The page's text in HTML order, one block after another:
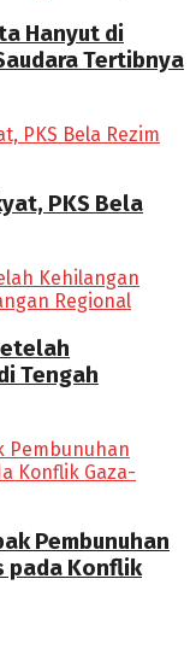
Hanyut di
Tertibnya
PKS Bela
Tengah
Pembunuhan
pada Konflik